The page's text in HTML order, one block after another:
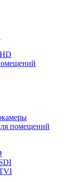
помещений